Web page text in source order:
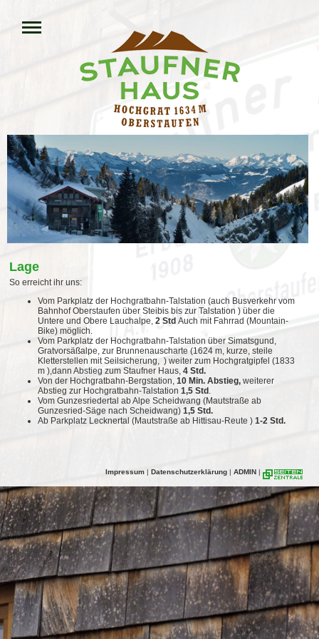
Lage
So erreicht ihr uns:
Vom Parkplatz der Hochgratbahn-Talstation (auch Busverkehr vom
Bahnhof Oberstaufen über Steibis bis zur Talstation ) über die
Untere und Obere Lauchalpe, 2 Std Auch mit Fahrrad (Mountain-
Bike) möglich.
Vom Parkplatz der Hochgratbahn-Talstation über Simatsgund,
Gratvorsäßalpe, zur Brunnenauscharte (1624 m, kurze, steile
Kletterstellen mit Seilsicherung, ) weiter zum Hochgratgipfel (1833
m ),dann Abstieg zum Staufner Haus, 4 Std.
Von der Hochgratbahn-Bergstation, 10 Min. Abstieg, weiterer
Abstieg zur Hochgratbahn-Talstation 1,5 Std .
Vom Gunzesriedertal ab Alpe Scheidwang (Mautstraße ab
Gunzesried-Säge nach Scheidwang) 1,5 Std.
Ab Parkplatz Lecknertal (Mautstraße ab Hittisau-Reute ) 1-2 Std.
Impressum | Datenschutzerklärung | ADMIN |